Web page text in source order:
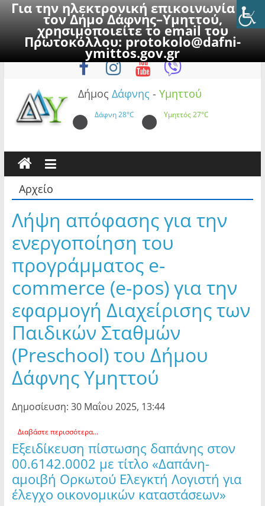
Για την ηλεκτρονική επικοινωνία με
τον Δήμο Δάφνης–Υμηττού,
χρησιμοποιείτε το email του
Πρωτοκόλλου:protokolo@dafni-
ymittos.gov.gr
to
Παρασκευή, 7 Αυγούστου 2026
Δήμος Δάφνης - Υμηττού
Δάφνη28°C Υμηττός27°C
Αρχείο
Λήψη απόφασης για την
ενεργοποίηση του
προγράμματος e-
commerce (e-pos) για την
εφαρμογή Διαχείρισης των
Παιδικών Σταθμών
(Preschool) του Δήμου
Δάφνης Υμηττού
Δημοσίευση: 30 Μαΐου 2025, 13:44
Διαβάστε περισσότερα...
Εξειδίκευση πίστωσης δαπάνης στον
00.6142.0002 με τίτλο «Δαπάνη-
αμοιβή Ορκωτού Ελεγκτή Λογιστή για
έλεγχο οικονομικών καταστάσεων»